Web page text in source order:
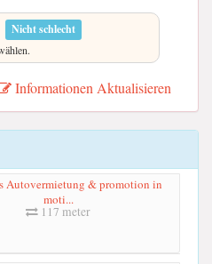
Nicht schlecht
Informationen Aktualisieren
Autovermietung & promotion in
moti...
117 meter